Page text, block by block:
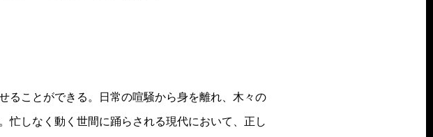
ることができる。日常の喧騒から身を離れ、木々の
忙しなく動く世間に踊らされる現代において、正し